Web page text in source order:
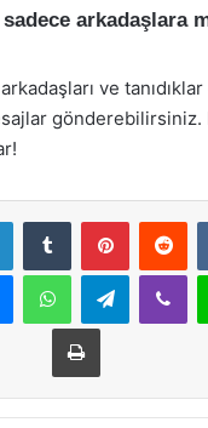
arkadaşlara
ve
gönderebilirsiniz.
LinkedInTumblr Pinterest
MessengerWhatsAppTelegram
Yazdır